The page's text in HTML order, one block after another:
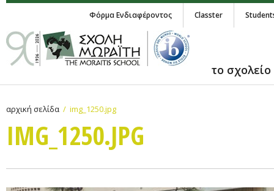
Φόρμα Ενδιαφέροντος Classter
το σχολείο
αρχική σελίδα img_1250.jpg
IMG_1250.JPG